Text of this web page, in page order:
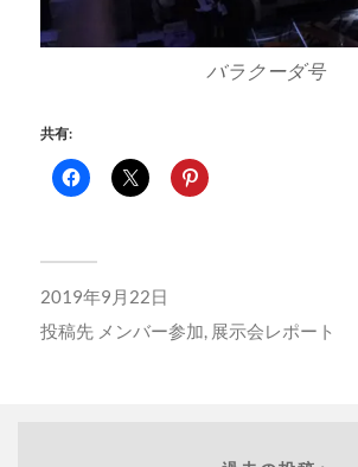
バラクーダ号
共有:
2019年9月22日
投稿先 メンバー参加, 展示会レポート